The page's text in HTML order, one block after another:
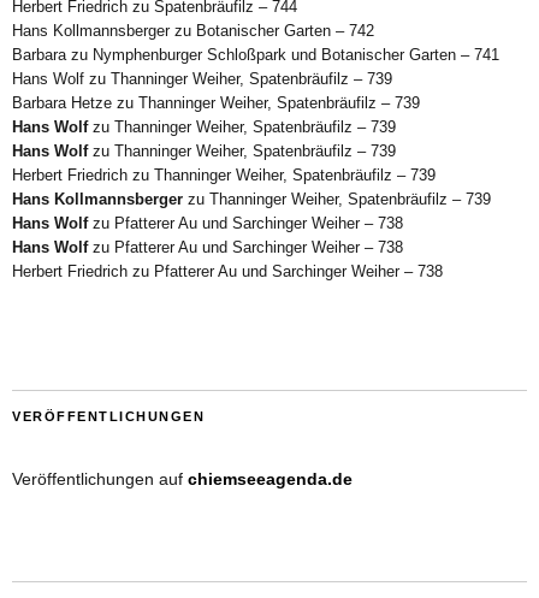
Herbert Friedrich zu Spatenbräufilz – 744
Hans Kollmannsbergerzu Botanischer Garten – 742
Barbara zu Nymphenburger Schloßpark und Botanischer Garten – 741
Hans Wolf zu Thanninger Weiher, Spatenbräufilz – 739
Barbara Hetze zu Thanninger Weiher, Spatenbräufilz – 739
Hans Wolfzu Thanninger Weiher, Spatenbräufilz – 739
Hans Wolfzu Thanninger Weiher, Spatenbräufilz – 739
Herbert Friedrich zu Thanninger Weiher, Spatenbräufilz – 739
Hans Kollmannsberger zu Thanninger Weiher, Spatenbräufilz – 739
Hans Wolfzu Pfatterer Au und Sarchinger Weiher – 738
Hans Wolfzu Pfatterer Au und Sarchinger Weiher – 738
Herbert Friedrich zu Pfatterer Au und Sarchinger Weiher – 738
VERÖFFENTLICHUNGEN
Veröffentlichungen auf chiemseeagenda.de